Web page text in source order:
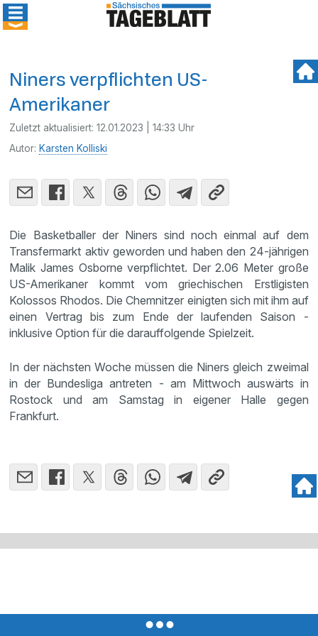
Niners verpflichten US-
Amerikaner
Zuletzt aktualisiert:12.01.2023 | 14:33 Uhr
Autor: Karsten Kolliski
Die Basketballer der Niners sind noch einmal auf dem
Transfermarkt aktiv geworden und haben den 24-jährigen
Malik James Osborne verpflichtet. Der 2.06 Meter große
US-Amerikaner kommt vom griechischen Erstligisten
Kolossos Rhodos. Die Chemnitzer einigten sich mit ihm auf
einen Vertrag bis zum Ende der laufenden Saison -
inklusive Option für die darauffolgende Spielzeit.
In der nächsten Woche müssen die Niners gleich zweimal
in der Bundesliga antreten - am Mittwoch auswärts in
Rostock und am Samstag in eigener Halle gegen
Frankfurt.